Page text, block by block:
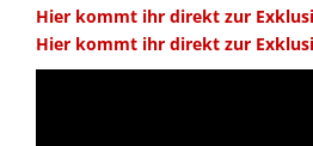
Hier kommt ihr direkt zur
Hier kommt ihr direkt zur